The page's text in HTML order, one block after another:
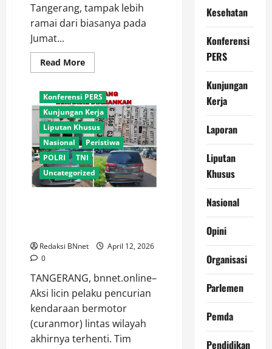
Tangerang, tampak lebih
ramai dari biasanya pada
Jumat...
Read MoreRead
more
Curhat
di
Masjid,
Kapolrestro
Tangerang
Kota
Ajak
Warga
Jaga
Generasi
Muda
Adventorial
Agro
Agro Sektor
Bela Negara
Daerah
Hankam
Hukum
Internasional
Konferensi PERS
Kunjungan Kerja
Liputan Khusus
Nasional
Peristiwa
POLRI
TNI
Uncategorized
Redaksi BNnet
April 12, 2026
0
TANGERANG, bnnet.online–
Aksi licin pelaku pencurian
kendaraan bermotor
(curanmor) lintas wilayah
akhirnya terhenti. Tim
Kesehatan
Konferensi
PERS
Kunjungan
Kerja
Laporan
Liputan
Khusus
Nasional
Opini
Organisasi
Parlemen
Pemda
Pendidikan